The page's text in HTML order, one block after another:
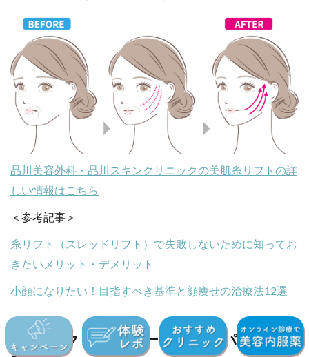
品川美容外科・品川スキンクリニックの美肌糸リフトの詳
しい情報はこちら
＜参考記事＞
糸リフト（スレッドリフト）で失敗しないために知ってお
きたいメリット・デメリット
小顔になりたい！目指すべき基準と顔痩せの治療法12選
14)エレクトロポレーション（パール美